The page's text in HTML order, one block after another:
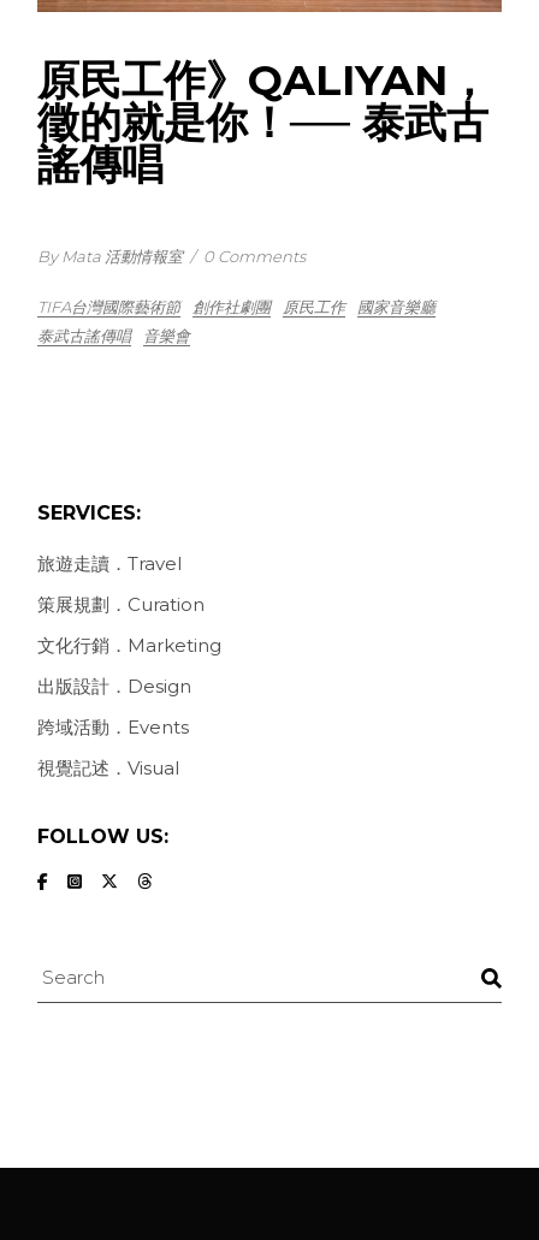
原民工作》QALIYAN，
徵的就是你！── 泰武古
謠傳唱
By Mata 活動情報室 / 0 Comments
TIFA台灣國際藝術節 創作社劇團 原民工作
國家音樂廳
泰武古謠傳唱
音樂會
SERVICES:
旅遊走讀．Travel
策展規劃．Curation
文化行銷．Marketing
出版設計．Design
跨域活動．Events
視覺記述．Visual
FOLLOW US:
Search